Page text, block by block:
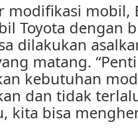
modifikasi mobil,
Toyota dengan
dilakukan
matang.
kebutuhan
dan tidak
kita bisa